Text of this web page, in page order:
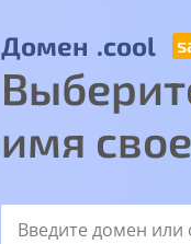
Домен .cool
имя